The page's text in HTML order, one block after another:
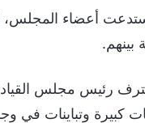
أعضاء المجلس،
بينهم.
رئيس مجلس
كبيرة وتباينات في